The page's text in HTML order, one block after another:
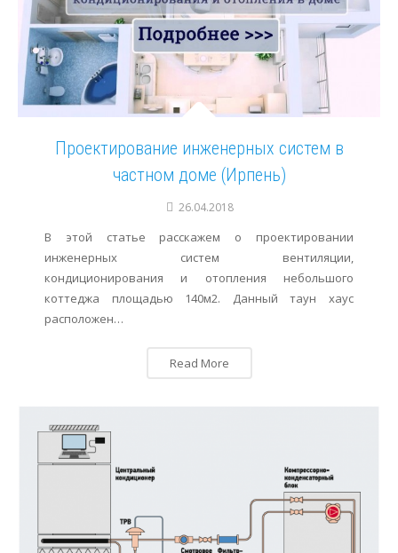
Проектирование инженерных систем в
частном доме (Ирпень)
26.04.2018
В этой статье расскажем о проектировании
инженерных систем вентиляции,
кондиционирования и отопления небольшого
коттеджа площадью 140м2. Данный таун хаус
расположен…
Read More